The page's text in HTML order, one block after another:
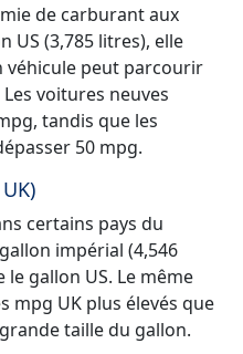
de carburant aux
US (3,785 litres), elle
véhicule peut parcourir
voitures neuves
tandis que les
50 mpg.
certains pays du
impérial (4,546
gallon US. Le même
mpg UK plus élevés que
taille du gallon.